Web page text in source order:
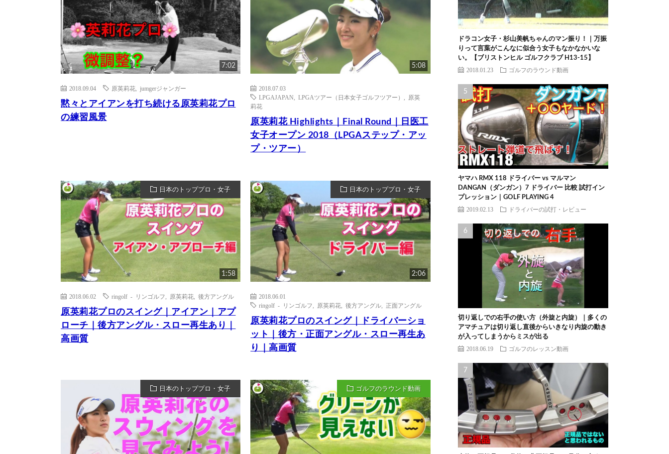
7:02
2018.09.04 原英莉花 jumgerジャンガー
黙々とアイアンを打ち続ける原英莉花プロ
の練習風景
5:08
2018.07.03
LPGAJAPAN
,LPGAツアー（日本女子ゴルフツアー）
原英
莉花
原英莉花 Highlights｜Final Round｜日医工
女子オープン 2018（LPGAステップ・アッ
プ・ツアー）
日本のトッププロ・女子
1:58
2018.06.02 ringolf - リンゴルフ 原英莉花 後方アングル
原英莉花プロのスイング｜アイアン｜アプ
ローチ｜後方アングル・スロー再生あり｜
高画質
日本のトッププロ・女子
2:06
2018.06.01
ringolf - リンゴルフ
原英莉花 ,後方アングル 正面アングル
原英莉花プロのスイング｜ドライバーショ
ット｜後方・正面アングル・スロー再生あ
り｜高画質
日本のトッププロ・女子 ゴルフのラウンド動画
ドラコン女子・杉山美帆ちゃんのマン振り！｜万振
りって言葉がこんなに似合う女子もなかなかいな
い。【ブリストンヒル ゴルフクラブ H13-15】
2018.01.23 ゴルフのラウンド動画
ヤマハ RMX 118 ドライバー vs マルマン
DANGAN（ダンガン）7 ドライバー 比較 試打イン
プレッション｜GOLF PLAYING 4
2019.02.13 ドライバーの試打・レビュー
切り返しでの右手の使い方（外旋と内旋）｜多くの
アマチュアは切り返し直後からいきなり内旋の動き
が入ってしまうからミスが出る
2018.06.19 ゴルフのレッスン動画